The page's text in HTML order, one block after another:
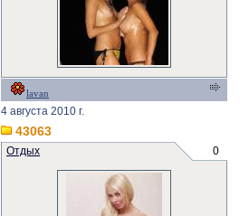
lavan
4 августа 2010 г.
43063
Отдых 0